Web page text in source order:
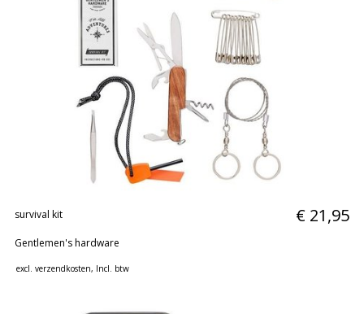
survival kit
Gentlemen's hardware
€ 21,95
excl. verzendkosten, Incl. btw